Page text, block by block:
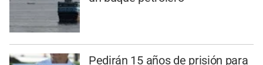
Pedirán 15 años de prisión para